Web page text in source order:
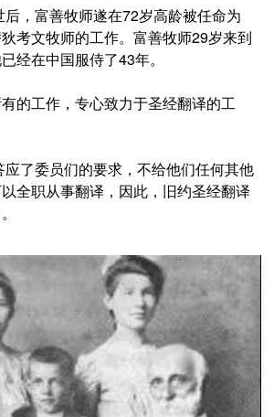
，富善牧师遂在72岁高龄被任命为
考文牧师的工作。富善牧师29岁来到
经在中国服侍了43年。
的工作，专心致力于圣经翻译的工
应了委员们的要求，不给他们任何其他
全职从事翻译，因此，旧约圣经翻译